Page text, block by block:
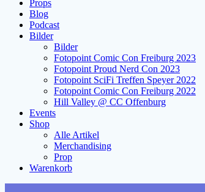
Props
Blog
Podcast
Bilder
Bilder
Fotopoint Comic Con Freiburg 2023
Fotopoint Proud Nerd Con 2023
Fotopoint SciFi Treffen Speyer 2022
Fotopoint Comic Con Freiburg 2022
Hill Valley @ CC Offenburg
Events
Shop
Alle Artikel
Merchandising
Prop
Warenkorb